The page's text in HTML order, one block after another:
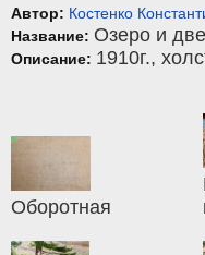
Автор: Костенко
Название: Озеро и
Описание: 1910г.,
Оборотная